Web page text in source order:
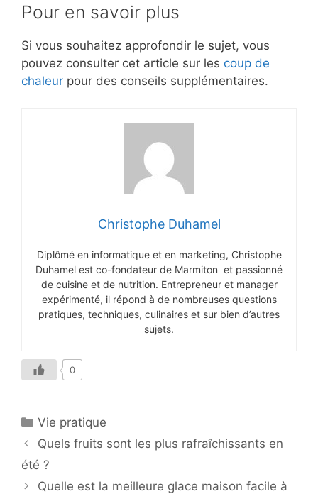
Pour en savoir plus
Si vous souhaitez approfondir le sujet, vous
pouvez consulter cet article sur les coup de
chaleur pour des conseils supplémentaires.
Christophe Duhamel
Diplômé en informatique et en marketing, Christophe
Duhamel est co-fondateur de Marmiton et passionné
de cuisine et de nutrition. Entrepreneur et manager
expérimenté, il répond à de nombreuses questions
pratiques, techniques, culinaires et sur bien d’autres
sujets.
0
Catégories
Vie pratique
Quels fruits sont les plus rafraîchissants en
été ?
Quelle est la meilleure glace maison facile à